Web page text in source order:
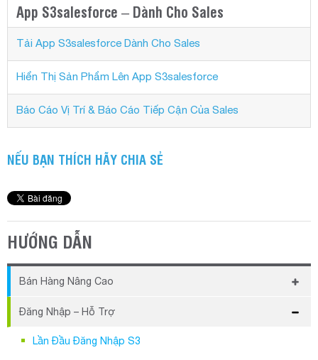
App S3salesforce – Dành Cho Sales
Tải App S3salesforce Dành Cho Sales
Hiển Thị Sản Phẩm Lên App S3salesforce
Báo Cáo Vị Trí & Báo Cáo Tiếp Cận Của Sales
NẾU BẠN THÍCH HÃY CHIA SẺ
HƯỚNG DẪN
Bán Hàng Nâng Cao
Hướng Dẫn Bán Hàng Off-line
Hướng Dẫn Bán Hàng Nhanh Bằng Phím Tắt
Đăng Nhập – Hỗ Trợ
Lần Đầu Đăng Nhập S3